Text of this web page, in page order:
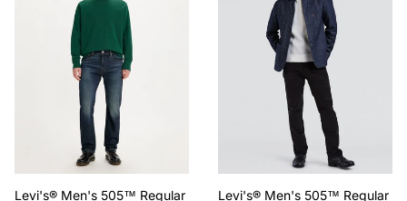
Levi's® Men's 505™ Regular Levi's® Men's 505™ Regular